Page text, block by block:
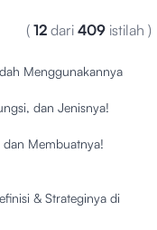
( 12 dari 409 istilah )
Menggunakannya
dan Jenisnya!
Membuatnya!
& Strateginya di